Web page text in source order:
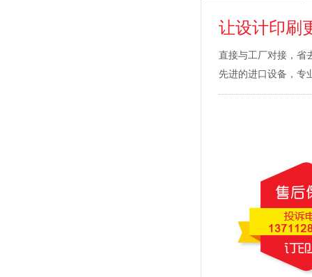
让设计印刷
直接与工厂对接，省
先进的进口设备，专